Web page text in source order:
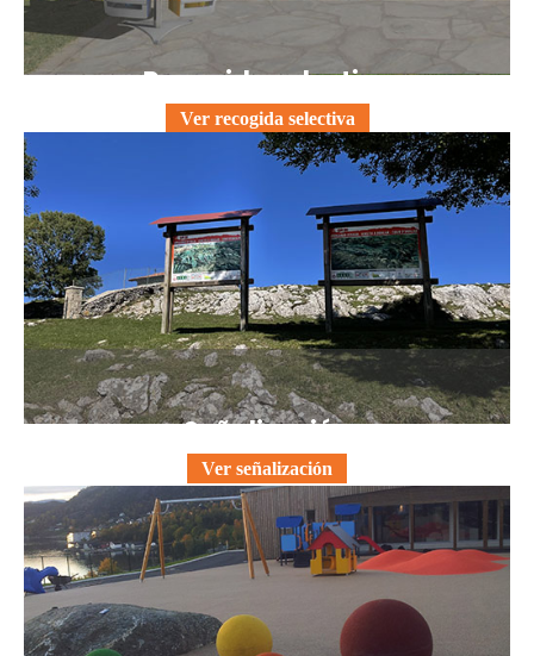
Recogida selectiva
Ver recogida selectiva
Señalización
Ver señalización